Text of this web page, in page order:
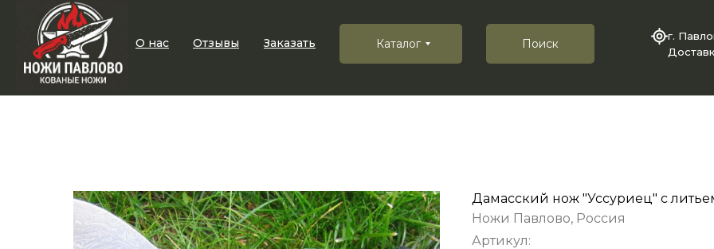
г.
Поиск
Каталог
Заказать
Отзывы
О нас
Дамасский нож "Уссуриец" с
Ножи Павлово, Россия
Артикул: